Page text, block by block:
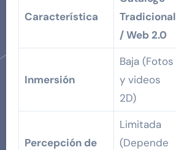
Característica
Tradicional
/ Web 2.0
Inmersión
Baja (Fotos
y videos
2D)
Percepción de
Limitada
(Depende